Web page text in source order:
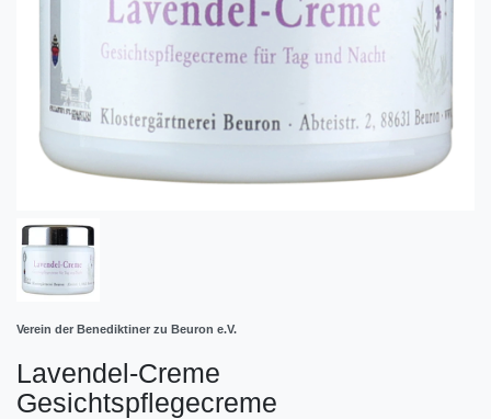
Verein der Benediktiner zu Beuron e.V.
Lavendel-Creme
Gesichtspflegecreme